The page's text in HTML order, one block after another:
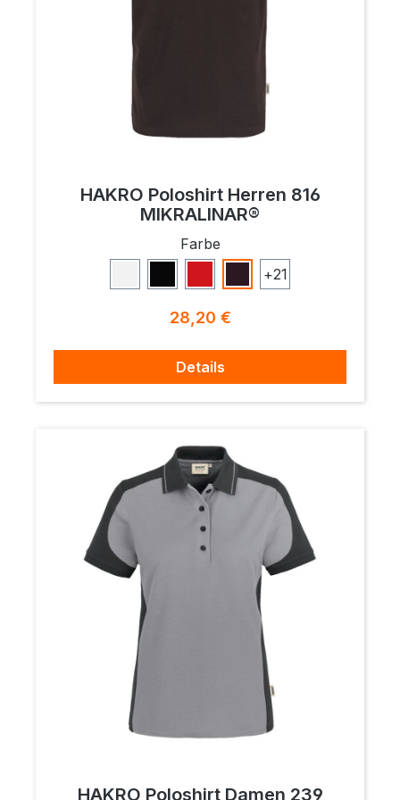
HAKRO Poloshirt Herren 816
MIKRALINAR®
Farbeauswählen
Weiß Schwarz
Rot Schokolade
+21
Regulärer Preis:
28,20 €
Details
HAKRO Poloshirt Damen 239